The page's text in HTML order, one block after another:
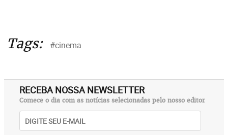
Tags: #cinema
RECEBA NOSSA NEWSLETTER
Comece o dia com as notícias selecionadas pelo nosso editor